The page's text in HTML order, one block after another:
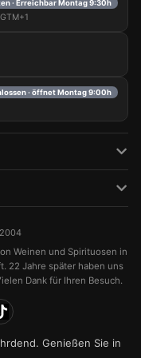
· Erreichbar Montag 9:30h
· öffnet Montag 9:00h
Weinen und Spirituosen in
22 Jahre später haben uns
Dank für Ihren Besuch.
Genießen Sie in